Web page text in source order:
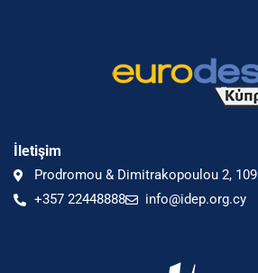
İletişim
Prodromou & Dimitrakopoulou 2,
+357 22448888
info@idep.org.cy